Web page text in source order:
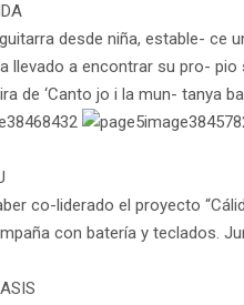
desde niña, estable- ce
llevado a encontrar su pro-
de ‘Canto jo i la mun- tanya
co-liderado el proyecto
con batería y teclados.